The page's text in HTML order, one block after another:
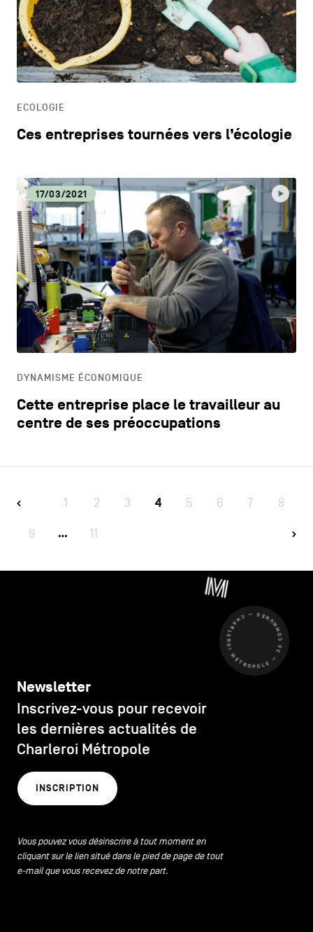
ECOLOGIE
Ces entreprises tournées vers l’écologie
17/03/2021
DYNAMISME ÉCONOMIQUE
Cette entreprise place le travailleur au
centre de ses préoccupations
1 2 3 4 5 6 7 8
9 … 11
CHARLEROI MÉTROPOLE — 30 COMMUNES —
Newsletter
Inscrivez-vous pour recevoir
les dernières actualités de
Charleroi Métropole
INSCRIPTION
Vous pouvez vous désinscrire à tout moment en
cliquant sur le lien situé dans le pied de page de tout
e-mail que vous recevez de notre part.